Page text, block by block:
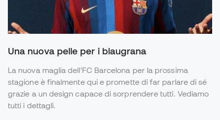
Una nuova pelle per i blaugrana
La nuova maglia dell'FC Barcelona per la prossima
stagione è finalmente qui e promette di far parlare di sé
grazie a un design capace di sorprendere tutti. Vediamo
tutti i dettagli.